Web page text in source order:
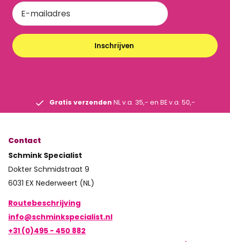
Inschrijven
Gratis verzenden NL v.a. 35,- en BE v.a. 50,-
Contact
Schmink Specialist
Dokter Schmidstraat 9
6031 EX Nederweert (NL)
Routebeschrijving
info@schminkspecialist.nl
+31 (0)495 - 450 882